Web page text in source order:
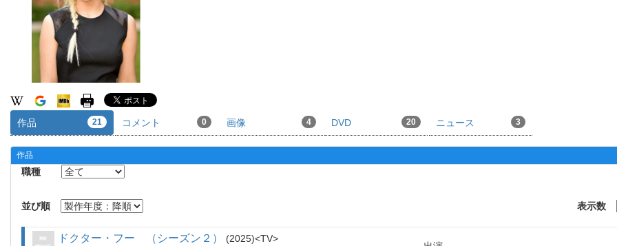
作品 21 コメント 0 画像 4 DVD 20 ニュース 3
作品
職種
並び順 表示数
ドクター・フー （シーズン２） 2025 TV